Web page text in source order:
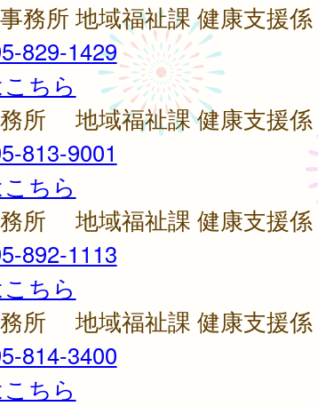
務所 地域福祉課 健康支援係
829-1429
ちら
所 地域福祉課 健康支援係
813-9001
ちら
所 地域福祉課 健康支援係
892-1113
ちら
所 地域福祉課 健康支援係
814-3400
ちら